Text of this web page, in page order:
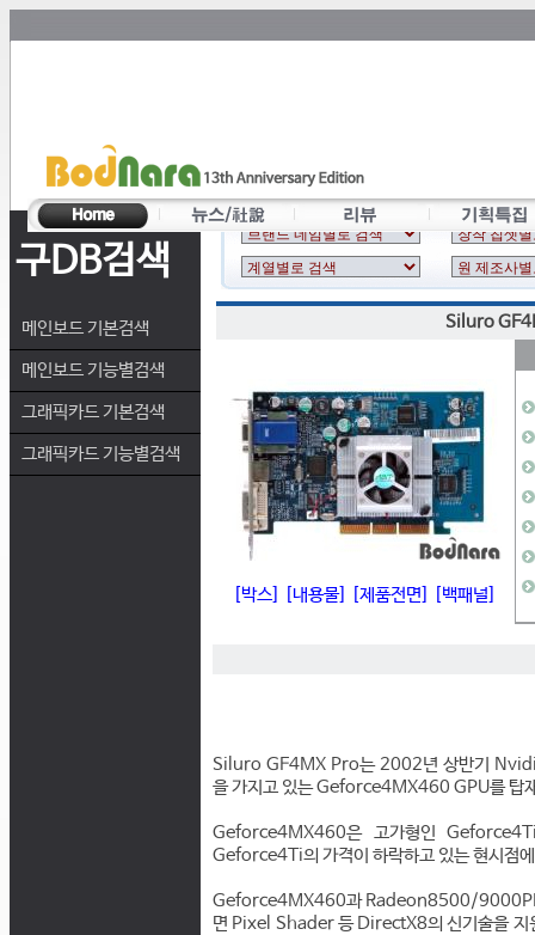
구DB검색
메인보드 기본검색
메인보드 기능별검색
그래픽카드 기본검색
그래픽카드 기능별검색
Siluro
[박스] [내용물] [제품전면] [백패널]
Siluro GF4MX Pro는 2002년 상반기
을 가지고 있는 Geforce4MX460 GPU를 탑
Geforce4MX460은 고가형인
Geforce4Ti의 가격이 하락하고 있는 현시점
Geforce4MX460과 Radeon8500/
면 Pixel Shader 등 DirectX8의 신기술을